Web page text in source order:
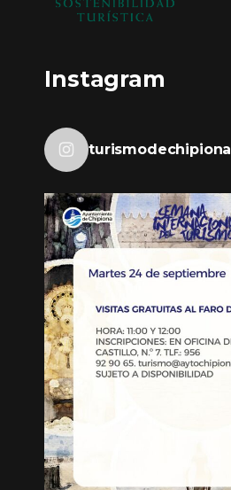
Instagram
turismodechipiona